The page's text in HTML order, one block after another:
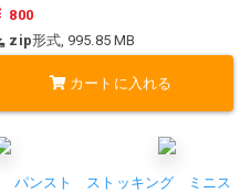
800
zip形式, 995.85 MB
カートに入れる
パンスト ストッキング
ミニス